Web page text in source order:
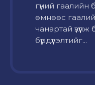
гүний гаалийн
өмнөөс гаалийн
чанартай
бүрдүүлэлтийг...